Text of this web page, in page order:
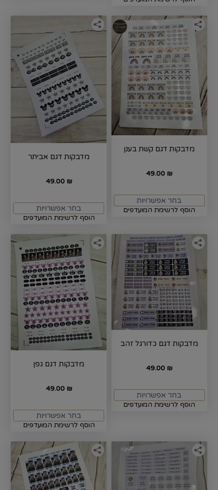
מדבקות דגם קשת בענן
49.00 ₪
בחר אפשרויות
הוסף לרשימת המועדפים
מדבקות דגם אביתר
49.00 ₪
בחר אפשרויות
הוסף לרשימת המועדפים
מדבקות דגם כדורגל זהב
49.00 ₪
בחר אפשרויות
הוסף לרשימת המועדפים
מדבקות דגם גפן
49.00 ₪
בחר אפשרויות
הוסף לרשימת המועדפים